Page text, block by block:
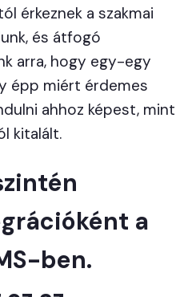
érkeznek a szakmai
és átfogó
arra, hogy egy-egy
épp miért érdemes
ahhoz képest, mint
kitalált.
a
ben.